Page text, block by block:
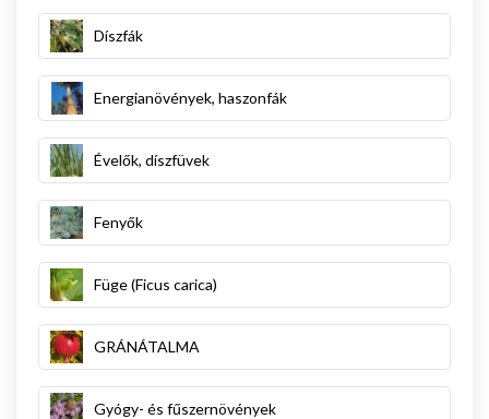
Díszfák
Energianövények, haszonfák
Évelők, díszfüvek
Fenyők
Füge (Ficus carica)
GRÁNÁTALMA
Gyógy- és fűszernövények